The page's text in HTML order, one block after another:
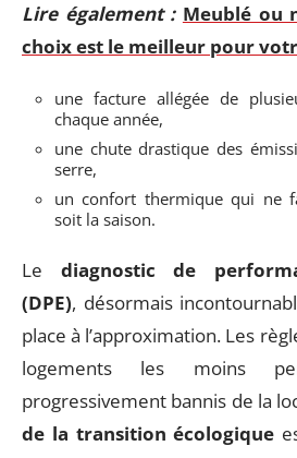
Lire également : Meublé ou
choix est le meilleur pour
une facture allégée de
chaque année,
une chute drastique des
serre,
un confort thermique qui ne
soit la saison.
Le diagnostic de
(DPE), désormais
place à l’approximation. Les
logements les moins
progressivement bannis de la
de la transition écologique